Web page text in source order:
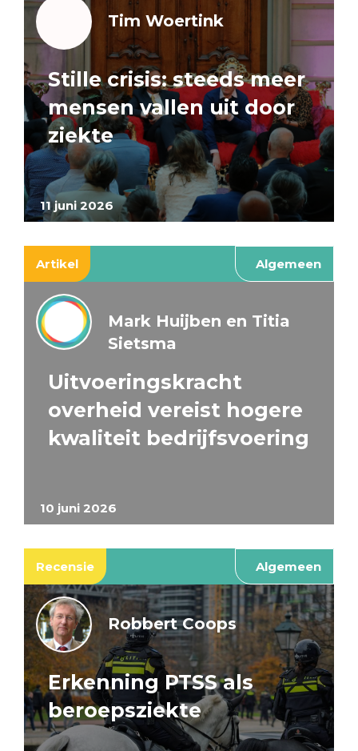
11 juni 2026
Tim Woertink
Stille crisis: steeds meer
mensen vallen uit door
ziekte
Artikel Algemeen
10 juni 2026
Mark Huijben en Titia
Sietsma
Uitvoeringskracht
overheid vereist hogere
kwaliteit bedrijfsvoering
Recensie Algemeen
Robbert Coops
Erkenning PTSS als
beroepsziekte